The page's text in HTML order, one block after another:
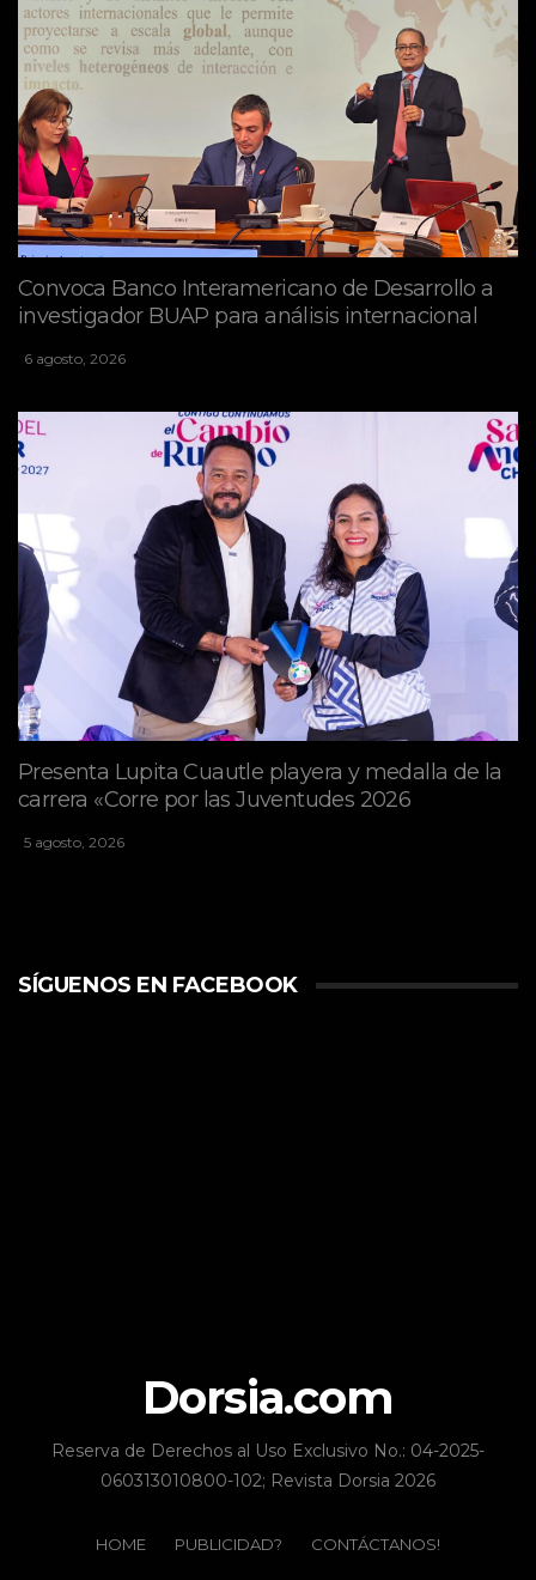
Convoca Banco Interamericano de Desarrollo a
investigador BUAP para análisis internacional
6 agosto, 2026
Presenta Lupita Cuautle playera y medalla de la
carrera «Corre por las Juventudes 2026
5 agosto, 2026
SÍGUENOS EN FACEBOOK
Dorsia.com
Reserva de Derechos al Uso Exclusivo No.: 04-2025-
060313010800-102; Revista Dorsia 2026
HOME PUBLICIDAD? CONTÁCTANOS!